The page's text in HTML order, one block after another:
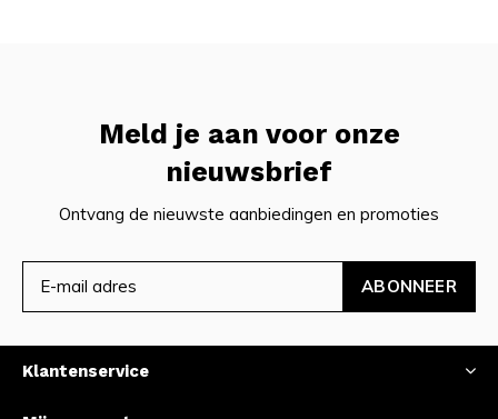
Meld je aan voor onze
nieuwsbrief
Ontvang de nieuwste aanbiedingen en promoties
ABONNEER
Klantenservice